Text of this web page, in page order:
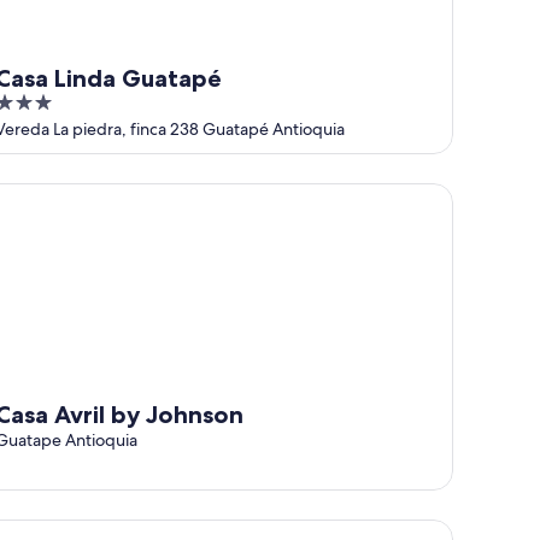
Linda Guatapé
La piedra, finca 238 Guatapé Antioquia
Avril by Johnson
Antioquia